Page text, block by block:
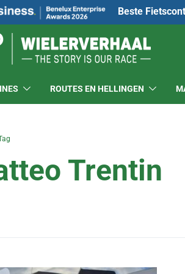
Beste
ROUTES EN HELLINGEN
Trentin